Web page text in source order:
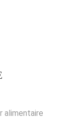
alimentaire